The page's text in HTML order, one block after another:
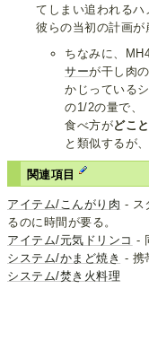
てしまい追われるハ
彼らの当初の計画が
ちなみに、
サーが干し肉
かじっている
の1/2の量で、
食べ方がどこ
と類似するが
関連項目
アイテム/こんがり肉 - ス
るのに時間が要る。
アイテム/元気ドリンコ -
システム/かまど焼き - 携
システム/焚き火料理